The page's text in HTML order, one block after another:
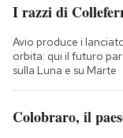
I razzi di
Avio produce i
orbita: qui il futuro
sulla Luna e su Marte
Colobraro, il